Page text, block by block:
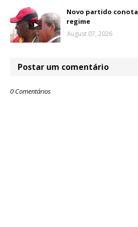
Novo partido
regime
August 07, 2026
Postar um comentário
0 Comentários